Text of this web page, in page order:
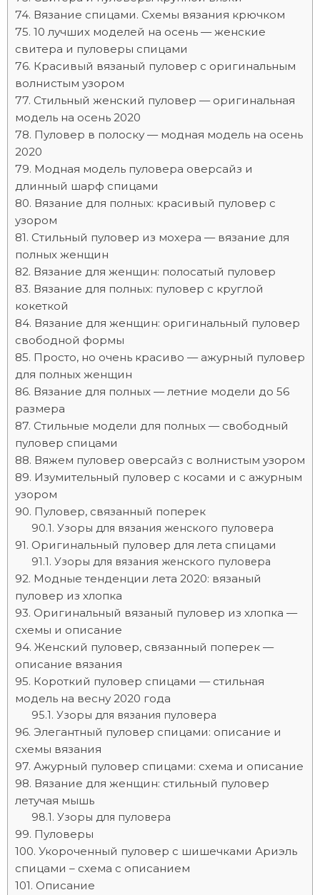
Вязание спицами. Схемы вязания крючком
10 лучших моделей на осень — женские
свитера и пуловеры спицами
Красивый вязаный пуловер с оригинальным
волнистым узором
Стильный женский пуловер — оригинальная
модель на осень 2020
Пуловер в полоску — модная модель на осень
2020
Модная модель пуловера оверсайз и
длинный шарф спицами
Вязание для полных: красивый пуловер с
узором
Стильный пуловер из мохера — вязание для
полных женщин
Вязание для женщин: полосатый пуловер
Вязание для полных: пуловер с круглой
кокеткой
Вязание для женщин: оригинальный пуловер
свободной формы
Просто, но очень красиво — ажурный пуловер
для полных женщин
Вязание для полных — летние модели до 56
размера
Стильные модели для полных — свободный
пуловер спицами
Вяжем пуловер оверсайз с волнистым узором
Изумительный пуловер с косами и с ажурным
узором
Пуловер, связанный поперек
Узоры для вязания женского пуловера
Оригинальный пуловер для лета спицами
Узоры для вязания женского пуловера
Модные тенденции лета 2020: вязаный
пуловер из хлопка
Оригинальный вязаный пуловер из хлопка —
схемы и описание
Женский пуловер, связанный поперек —
описание вязания
Короткий пуловер спицами — стильная
модель на весну 2020 года
Узоры для вязания пуловера
Элегантный пуловер спицами: описание и
схемы вязания
Ажурный пуловер спицами: схема и описание
Вязание для женщин: стильный пуловер
летучая мышь
Узоры для пуловера
Пуловеры
Укороченный пуловер с шишечками Ариэль
спицами – схема с описанием
Описание